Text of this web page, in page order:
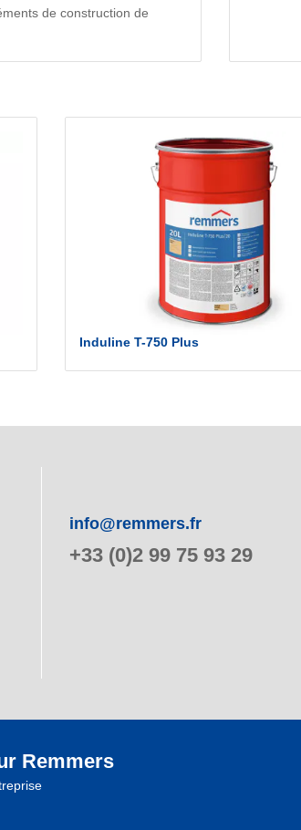
de construction de
Induline T-750 Plus
info@remmers.fr
+33 (0)2 99 75 93 29
Remmers